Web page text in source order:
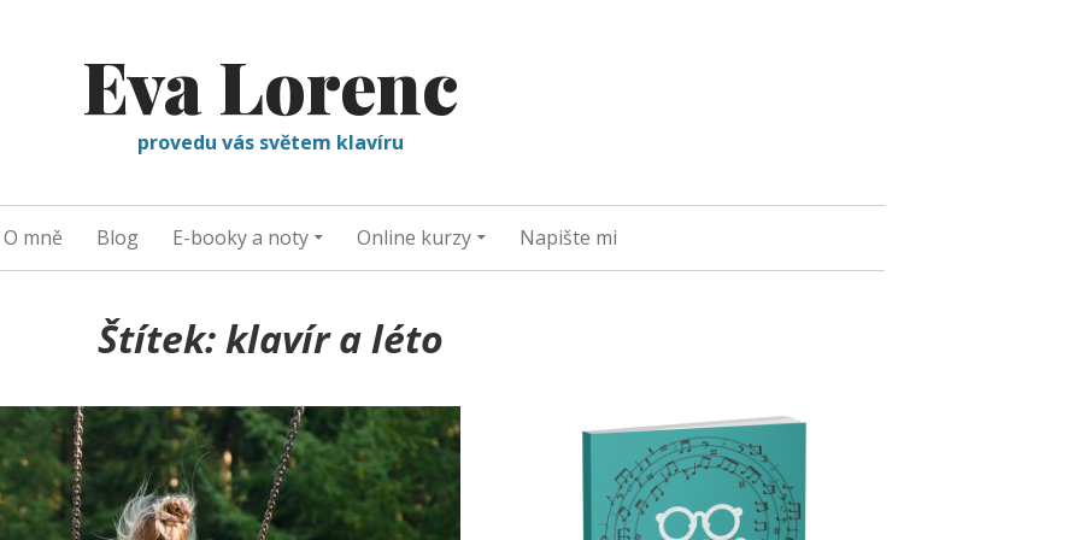
Eva Lorenc
provedu vás světem klavíru
O mně Blog E-booky a noty Online kurzy Napište mi
Štítek:klavír a léto